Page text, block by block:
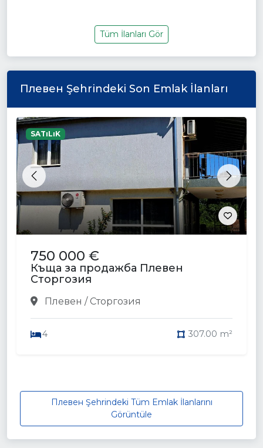
Tüm İlanları Gör
Плевен Şehrindeki Son Emlak İlanları
Previous Next
SATıLıK
750 000 €
Къща за продажба Плевен
Сторгозия
Плевен / Сторгозия
4 307.00 m²
Плевен Şehrindeki Tüm Emlak İlanlarını
Görüntüle